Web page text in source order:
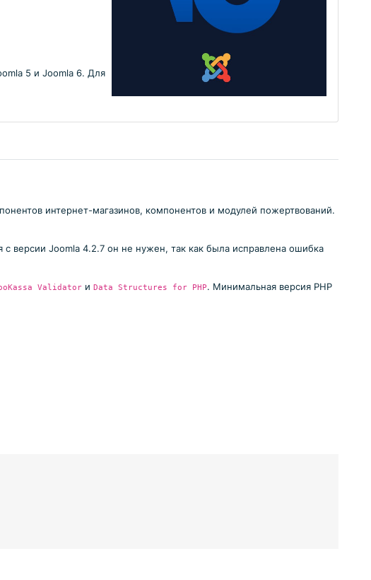
5 и Joomla 6. Для
интернет-магазинов, компонентов и модулей пожертвований.
версии Joomla 4.2.7 он не нужен, так как была исправлена ошибка
Validatorи Data Structures for PHP. Минимальная версия PHP